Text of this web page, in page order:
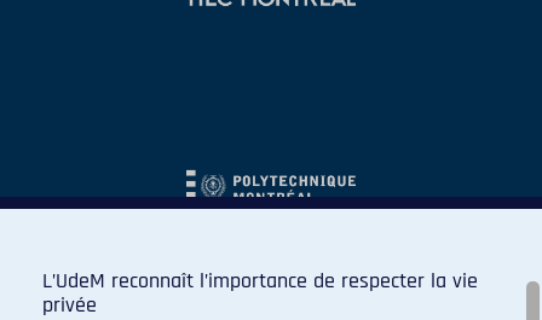
L’UdeM reconnaît l’importance de respecter la vie
privée